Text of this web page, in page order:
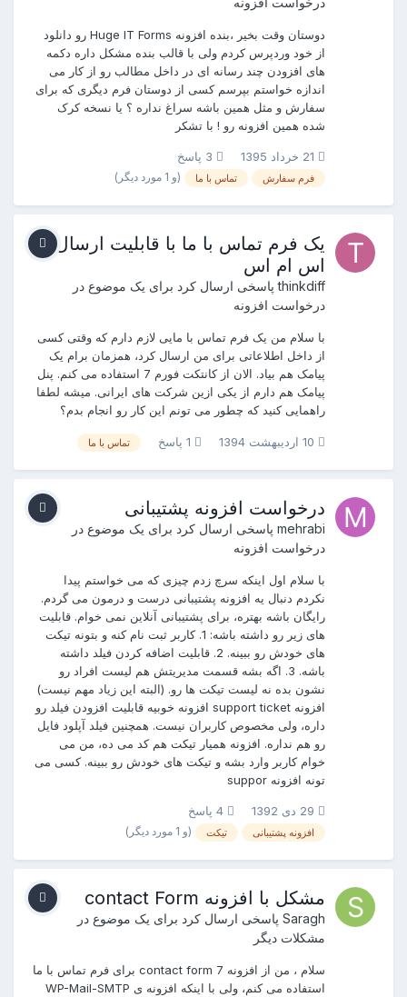
دوستان وقت بخیر ،بنده افزونه Huge IT Forms رو دانلود
از خود وردپرس کردم ولی با قالب بنده مشکل داره دکمه
های افزودن چند رسانه ای در داخل مطالب رو از کار می
اندازه خواستم بپرسم کسی از دوستان فرم دیگری که برای
سفارش و مثل همین باشه سراغ نداره ؟ یا نسخه کرک
شده همین افزونه رو ! با تشکر
21 خرداد 1395
فرم سفارش تماس با ما (و 1 مورد دیگر)
یک فرم تماس با ما با قابلیت ارسال
اس ام اس
thinkdiffپاسخی ارسال کرد برای یک موضوع در
درخواست افزونه
با سلام من یک فرم تماس با مایی لازم دارم که وقتی کسی
از داخل اطلاعاتی برای من ارسال کرد، همزمان برام یک
پیامک هم بیاد. الان از کانتکت فورم 7 استفاده می کنم. پنل
پیامک هم دارم از یکی ازین شرکت های ایرانی. میشه لطفا
راهمایی کنید که چطور می تونم این کار رو انجام بدم؟
10 اردیبهشت 1394 تماس با ما
درخواست افزونه پشتیبانی
mehrabi پاسخی ارسال کرد برای یک موضوع در
درخواست افزونه
با سلام اول اینکه سرچ زدم چیزی که می خواستم پیدا
نکردم دنبال یه افزونه پشتیبانی درست و درمون می گردم.
رایگان باشه بهتره، برای پشتیبانی آنلاین نمی خوام. قابلیت
های زیر رو داشته باشه: 1. کاربر ثبت نام کنه و بتونه تیکت
های خودش رو ببینه. 2. قابلیت اضافه کردن فیلد داشته
باشه. 3. اگه بشه قسمت مدیریتش هم لیست افراد رو
نشون بده نه لیست تیکت ها رو. (البته این زیاد مهم نیست)
افزونه support ticket افزونه خوبیه قابلیت افزودن فیلد رو
داره، ولی مخصوص کاربران نیست. همچنین فیلد آپلود فایل
رو هم نداره. افزونه همیار تیکت هم کد می ده، من می
خوام کاربر وارد بشه و تیکت های خودش رو ببینه. کسی می
تونه افزونه suppor
29 دی 1392
افزونه پشتیبانی تیکت (و 1 مورد دیگر)
مشکل با افزونه contact Form
Saragh پاسخی ارسال کرد برای یک موضوع در
مشکلات دیگر
سلام ، من از افزونه contact form 7 برای فرم تماس با ما
استفاده می کنم، ولی با اینکه افزونه ی WP-Mail-SMTP